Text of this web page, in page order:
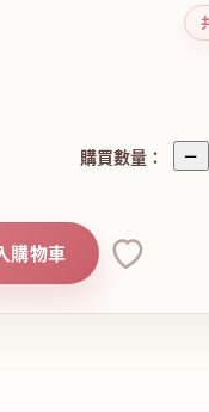
購買數量： －
購物車